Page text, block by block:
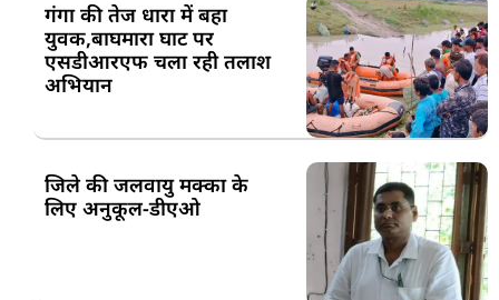
गंगा की तेज धारा में बहा
युवक,बाघमारा घाट पर
एसडीआरएफ चला रही तलाश
अभियान
जिले की जलवायु मक्का के
लिए अनुकूल-डीएओ